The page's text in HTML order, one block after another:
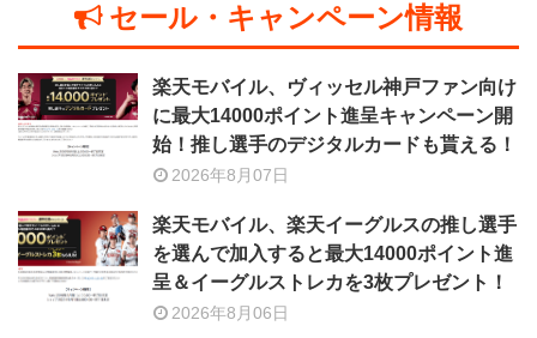
セール・キャンペーン情報
楽天モバイル、ヴィッセル神戸ファン向け
に最大14000ポイント進呈キャンペーン開
始！推し選手のデジタルカードも貰える！
2026年8月07日
楽天モバイル、楽天イーグルスの推し選手
を選んで加入すると最大14000ポイント進
呈＆イーグルストレカを3枚プレゼント！
2026年8月06日